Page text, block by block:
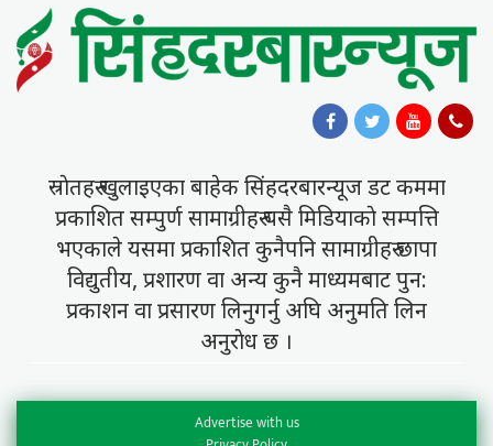
स्राेतहरु खुलाइएका बाहेक सिंहदरबारन्यूज डट कममा
प्रकाशित सम्पुर्ण सामाग्रीहरु यसै मिडियाकाे सम्पत्ति
भएकाले यसमा प्रकाशित कुनैपनि सामाग्रीहरु छापा
विद्युतीय, प्रशारण वा अन्य कुनै माध्यमबाट पुन:
प्रकाशन वा प्रसारण लिनुगर्नु अघि अनुमति लिन
अनुराेध छ ।
Advertise with us